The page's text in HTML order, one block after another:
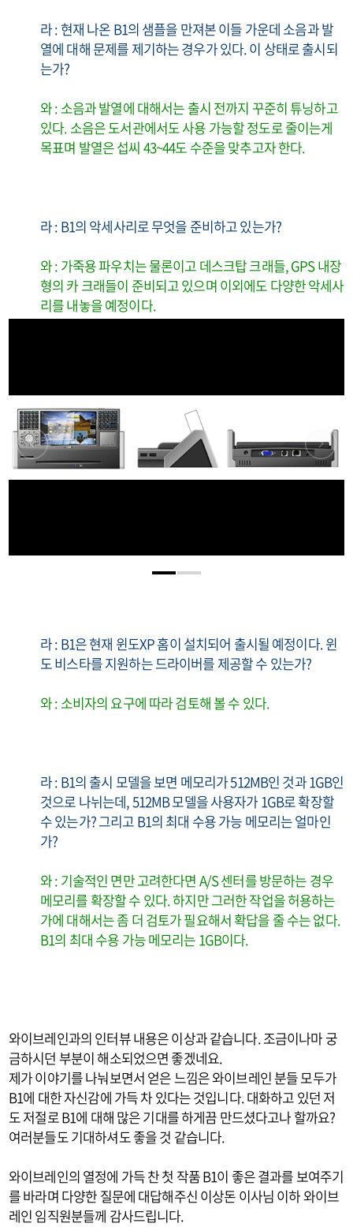
라 : 현재 나온 B1의 샘플을 만져본 이들 가운데 소음과 발
열에 대해 문제를 제기하는 경우가 있다. 이 상태로 출시되
는가?
와 : 소음과 발열에 대해서는 출시 전까지 꾸준히 튜닝하고
있다. 소음은 도서관에서도 사용 가능할 정도로 줄이는게
목표며 발열은 섭씨 43~44도 수준을 맞추고자 한다.
라 : B1의 악세사리로 무엇을 준비하고 있는가?
와 : 가죽용 파우치는 물론이고 데스크탑 크래들, GPS 내장
형의 카 크래들이 준비되고 있으며 이외에도 다양한 악세사
리를 내놓을 예정이다.
라 : B1은 현재 윈도XP 홈이 설치되어 출시될 예정이다. 윈
도 비스타를 지원하는 드라이버를 제공할 수 있는가?
와 : 소비자의 요구에 따라 검토해 볼 수 있다.
라 : B1의 출시 모델을 보면 메모리가 512MB인 것과 1GB인
것으로 나뉘는데, 512MB 모델을 사용자가 1GB로 확장할
수 있는가? 그리고 B1의 최대 수용 가능 메모리는 얼마인
가?
와 : 기술적인 면만 고려한다면 A/S 센터를 방문하는 경우
메모리를 확장할 수 있다. 하지만 그러한 작업을 허용하는
가에 대해서는 좀 더 검토가 필요해서 확답을 줄 수는 없다.
B1의 최대 수용 가능 메모리는 1GB이다.
와이브레인과의 인터뷰 내용은 이상과 같습니다. 조금이나마 궁
금하시던 부분이 해소되었으면 좋겠네요.
제가 이야기를 나눠보면서 얻은 느낌은 와이브레인 분들 모두가
B1에 대한 자신감에 가득 차 있다는 것입니다. 대화하고 있던 저
도 저절로 B1에 대해 많은 기대를 하게끔 만드셨다고나 할까요?
여러분들도 기대하셔도 좋을 것 같습니다.
와이브레인의 열정에 가득 찬 첫 작품 B1이 좋은 결과를 보여주기
를 바라며 다양한 질문에 대답해주신 이상돈 이사님 이하 와이브
레인 임직원분들께 감사드립니다.